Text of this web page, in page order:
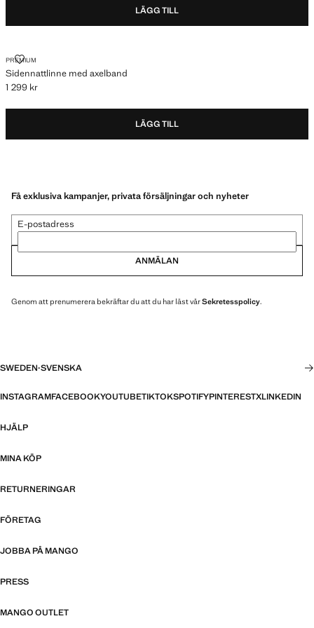
LÄGG TILL
PREMIUM
Sidennattlinne med axelband
SIDENNATTLINNE MED AXELBAND
Gällande pris [1 299 kr ]
1 299 kr
LÄGG TILL
Få exklusiva kampanjer, privata försäljningar och nyheter
E-postadress
ANMÄLAN
Genom att prenumerera bekräftar du att du har läst vårSekretesspolicy.
SWEDEN·SVENSKA
INSTAGRAMFACEBOOKYOUTUBETIKTOKSPOTIFYPINTERESTXLINKEDIN
HJÄLP
MINA KÖP
RETURNERINGAR
FÖRETAG
JOBBA PÅ MANGO
PRESS
MANGO OUTLET